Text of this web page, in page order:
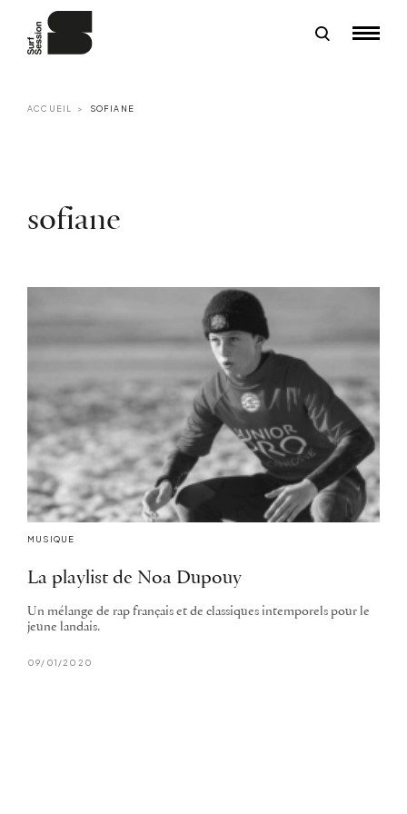
ACCUEIL SOFIANE
sofiane
MUSIQUE
La playlist de Noa Dupouy
Un mélange de rap français et de classiques intemporels pour le
jeune landais.
09/01/2020